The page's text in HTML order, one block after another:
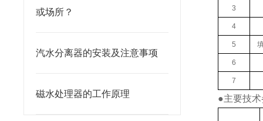
或场所？
汽水分离器的安装及注意事项
磁水处理器的工作原理
3
4
5
6
7
●主要技